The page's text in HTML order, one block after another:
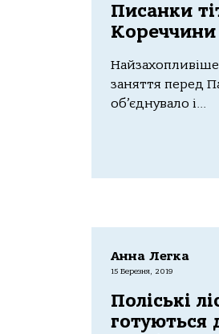
Писанки
Кореччини
заняття перед
об’єднувало і...
Анна Легка
15 Березня, 2019
Поліські
готуються